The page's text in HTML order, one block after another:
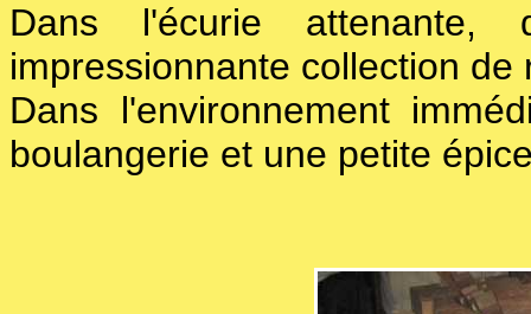
Dans l'écurie attenante,
impressionnante collection
Dans l'environnement
boulangerie et une petite